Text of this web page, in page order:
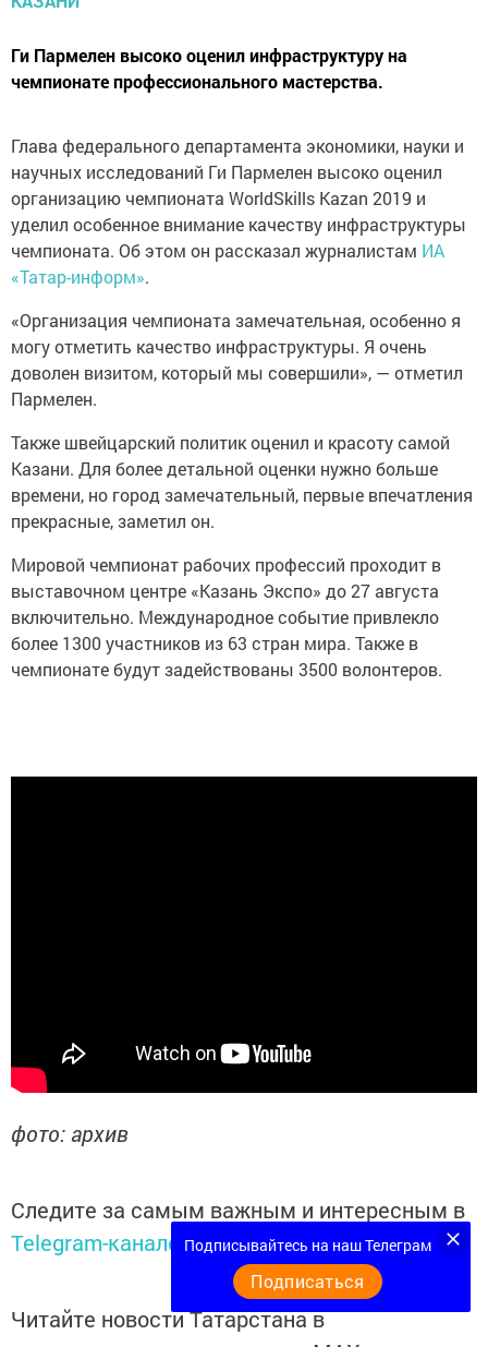
Ги Пармелен высоко оценил инфраструктуру на
чемпионате профессионального мастерства.
Глава федерального департамента экономики, науки и
научных исследований Ги Пармелен высоко оценил
организацию чемпионата WorldSkills Kazan 2019 и
уделил особенное внимание качеству инфраструктуры
чемпионата. Об этом он рассказал журналистам ИА
«Татар-информ».
«Организация чемпионата замечательная, особенно я
могу отметить качество инфраструктуры. Я очень
доволен визитом, который мы совершили», — отметил
Пармелен.
Также швейцарский политик оценил и красоту самой
Казани. Для более детальной оценки нужно больше
времени, но город замечательный, первые впечатления
прекрасные, заметил он.
Мировой чемпионат рабочих профессий проходит в
выставочном центре «Казань Экспо» до 27 августа
включительно. Международное событие привлекло
более 1300 участников из 63 стран мира. Также в
чемпионате будут задействованы 3500 волонтеров.
фото: архив
Следите за самым важным и интересным в
Telegram-канале Татмедиа
Читайте новости Татарстана в
Подписывайтесь на наш Телеграм
Подписаться